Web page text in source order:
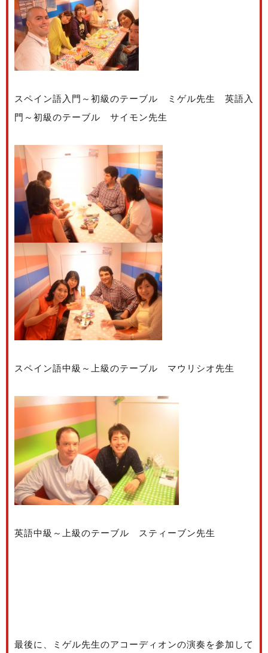
スペイン語入門～初級のテーブル ミゲル先生 英語入
門～初級のテーブル サイモン先生
スペイン語中級～上級のテーブル マウリシオ先生
英語中級～上級のテーブル スティーブン先生
最後に、ミゲル先生のアコーディオンの演奏を参加して